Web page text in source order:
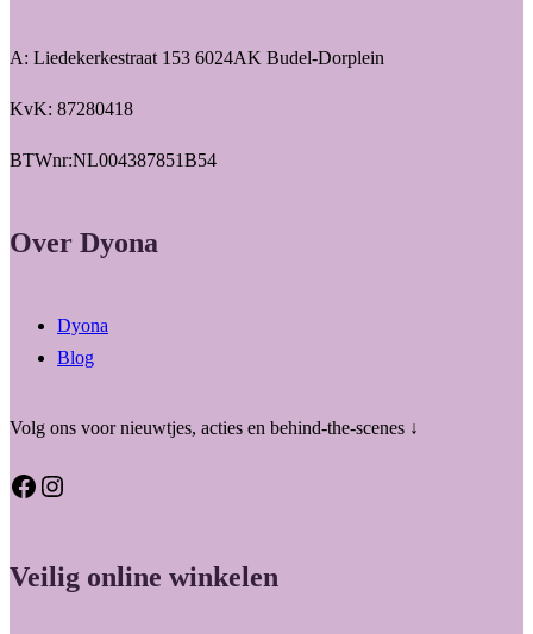
A: Liedekerkestraat 153 6024AK Budel-Dorplein
KvK: 87280418
BTWnr:NL004387851B54
Over Dyona
Dyona
Blog
Volg ons voor nieuwtjes, acties en behind-the-scenes ↓
Facebook Instagram
Veilig online winkelen